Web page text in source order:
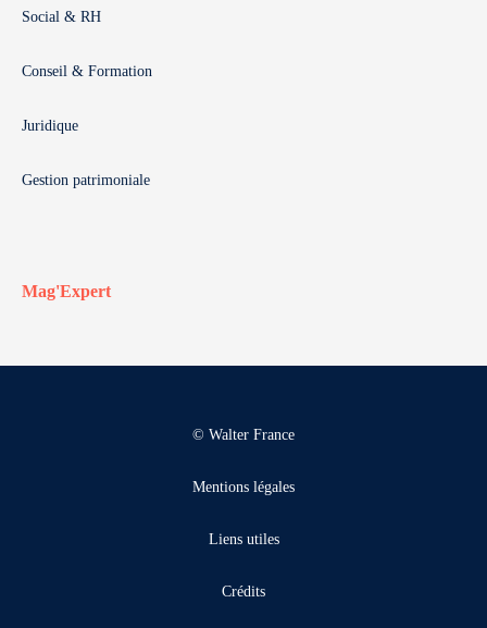
Social & RH
Conseil & Formation
Juridique
Gestion patrimoniale
Mag'Expert
© Walter France
Mentions légales
Liens utiles
Crédits